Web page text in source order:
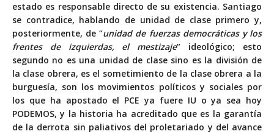
estado es responsable directo de su existencia. Santiago
se contradice, hablando de unidad de clase primero y,
posteriormente, de “unidad de fuerzas democráticas y los
frentes de izquierdas, el mestizaje” ideológico; esto
segundo no es una unidad de clase sino es la división de
la clase obrera, es el sometimiento de la clase obrera a la
burguesía, son los movimientos políticos y sociales por
los que ha apostado el PCE ya fuere IU o ya sea hoy
PODEMOS, y la historia ha acreditado que es la garantía
de la derrota sin paliativos del proletariado y del avance